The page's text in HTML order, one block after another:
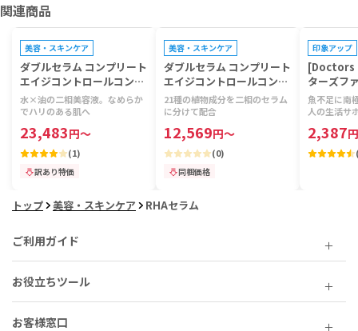
関連商品
プレゼントキャンペーン対象
美容・スキンケア
ダブルセラム コンプリート
エイジコントロールコンセ
ントレイト[CLARINS] 【1
本100ml】
水×油の二相美容液。なめらか
でハリのある肌へ
23,483円～
(1)
訳あり特価
美容・スキンケア
ダブルセラム コンプリート
エイジコントロールコンセ
ントレイト[CLARINS] 【1
本50ml】
21種の植物成分を二相のセラム
に分けて配合
12,569円～
(0)
同梱価格
印象アップ
[Doctors
ターズフ
リルビタ
粒】
魚不足に南
人の生活サ
2,387円
トップ 美容・スキンケア RHAセラム
ご利用ガイド
お役立ちツール
お客様窓口